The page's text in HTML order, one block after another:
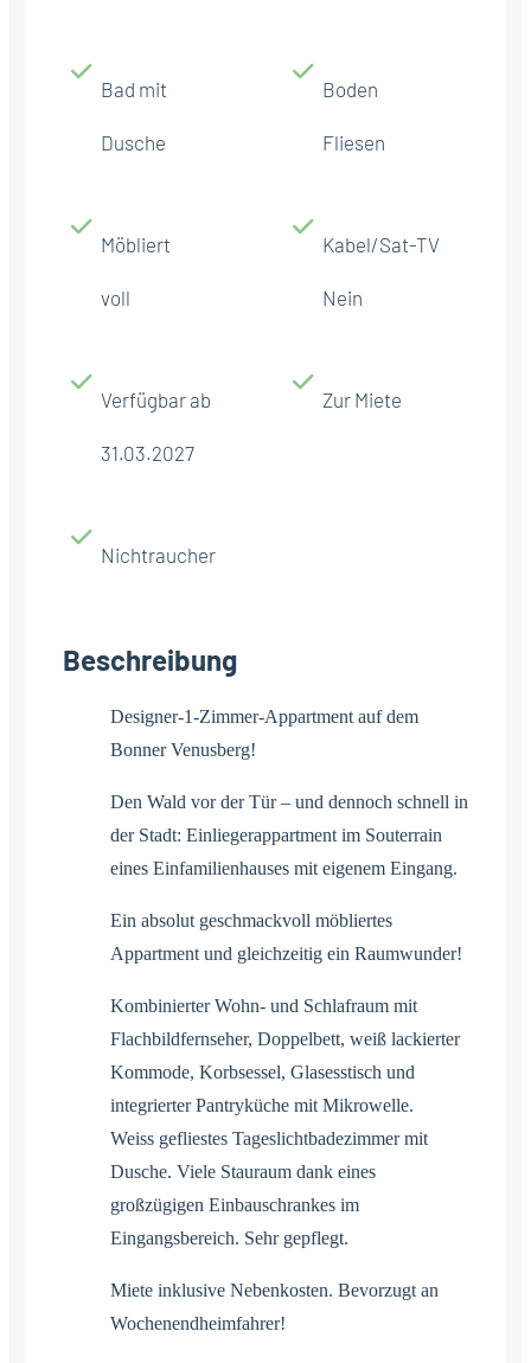
Bad mit
Dusche
Boden
Fliesen
Möbliert
voll
Kabel/Sat-TV
Nein
Verfügbar ab
31.03.2027
Zur Miete
Nichtraucher
Beschreibung
Designer-1-Zimmer-Appartment auf dem
Bonner Venusberg!
Den Wald vor der Tür – und dennoch schnell in
der Stadt: Einliegerappartment im Souterrain
eines Einfamilienhauses mit eigenem Eingang.
Ein absolut geschmackvoll möbliertes
Appartment und gleichzeitig ein Raumwunder!
Kombinierter Wohn- und Schlafraum mit
Flachbildfernseher, Doppelbett, weiß lackierter
Kommode, Korbsessel, Glasesstisch und
integrierter Pantryküche mit Mikrowelle.
Weiss gefliestes Tageslichtbadezimmer mit
Dusche. Viele Stauraum dank eines
großzügigen Einbauschrankes im
Eingangsbereich. Sehr gepflegt.
Miete inklusive Nebenkosten. Bevorzugt an
Wochenendheimfahrer!